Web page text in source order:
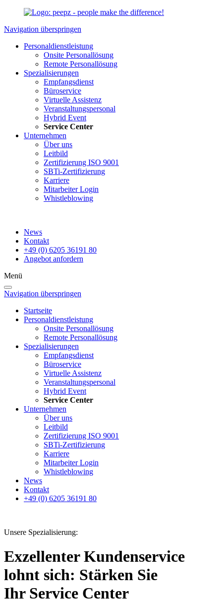
Navigation überspringen
Personaldienstleistung
Onsite Personallösung
Remote Personallösung
Spezialisierungen
Empfangsdienst
Büroservice
Virtuelle Assistenz
Veranstaltungspersonal
Hybrid Event
Service Center
Unternehmen
Über uns
Leitbild
Zertifizierung ISO 9001
SBTi-Zertifizierung
Karriere
Mitarbeiter Login
Whistleblowing
News
Kontakt
+49 (0) 6205 36191 80
Angebot anfordern
Menü
Navigation überspringen
Startseite
Personaldienstleistung
Onsite Personallösung
Remote Personallösung
Spezialisierungen
Empfangsdienst
Büroservice
Virtuelle Assistenz
Veranstaltungspersonal
Hybrid Event
Service Center
Unternehmen
Über uns
Leitbild
Zertifizierung ISO 9001
SBTi-Zertifizierung
Karriere
Mitarbeiter Login
Whistleblowing
News
Kontakt
+49 (0) 6205 36191 80
Unsere Spezialisierung:
Exzellenter Kundenservice
lohnt sich: Stärken Sie
Ihr Service Center